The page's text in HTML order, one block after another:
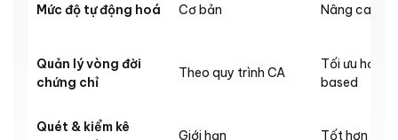
Mức độ tự động hoá Cơ bản Nâng cao
Quản lý vòng đời
chứng chỉ
Theo quy trình CA
Tối ưu hơn,
based
Quét & kiểm kê
Giới hạn Tốt hơn